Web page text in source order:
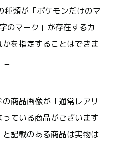
種類が「ポケモンだけのマ
のマーク」が存在するカ
を指定することはできま
商品画像が「通常レアリ
ている商品がございます
と記載のある商品は実物は